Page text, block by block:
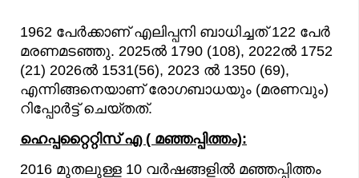
1962 പേര്‍ക്കാണ് എലിപ്പനി ബാധിച്ചത് 122 പേര്‍
മരണമടഞ്ഞു. 2025ല്‍ 1790 (108), 2022ല്‍ 1752
(21) 2026ല്‍ 1531(56), 2023 ല്‍ 1350 (69),
എന്നിങ്ങനെയാണ് രോഗബാധയും (മരണവും)
റിപ്പോര്‍ട്ട്‌ ചെയ്തത്.
ഹെപ്പറ്റൈറ്റിസ് എ ( മഞ്ഞപ്പിത്തം):
2016 മുതലുള്ള 10 വർഷങ്ങളിൽ മഞ്ഞപ്പിത്തം